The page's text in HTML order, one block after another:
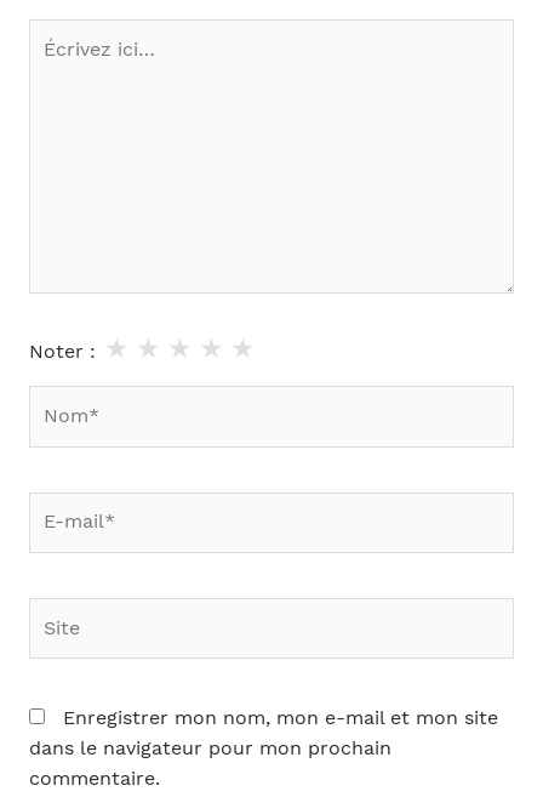
Écrivez
Noter : ★
★
★
★
★
Enregistrer mon nom, mon e-mail et mon site
dans le navigateur pour mon prochain
commentaire.